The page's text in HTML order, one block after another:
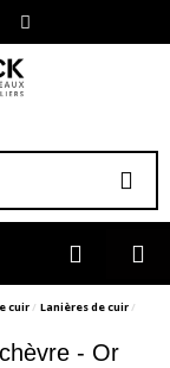
cuir Lanières de cuir
- Or